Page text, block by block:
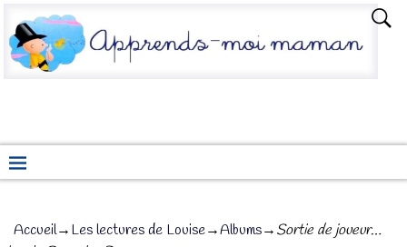
Accueil→Les lectures de Louise→Albums→Sortie de joueur…